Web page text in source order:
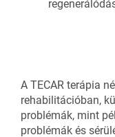
A TECAR terápia
rehabilitációban,
problémák, mint
problémák és